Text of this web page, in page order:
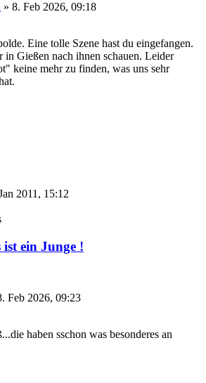
» 8. Feb 2026, 09:18
Eine tolle Szene hast du eingefangen.
Gießen nach ihnen schauen. Leider
keine mehr zu finden, was uns sehr
2011, 15:12
ein Junge !
Feb 2026, 09:23
haben sschon was besonderes an